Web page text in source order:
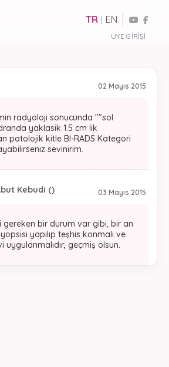
ÜYE GIRIŞI
TR | EN
02 Mayıs 2015
radyoloji sonucunda ""sol
yaklasik 1.5 cm lik
patolojik kitle BI-RADS Kategori
sevinirim.
03 Mayıs 2015
Kebudi ()
gereken bir durum var gibi, bir an
yapılıp teşhis konmalı ve
uygulanmalıdır, geçmiş olsun.